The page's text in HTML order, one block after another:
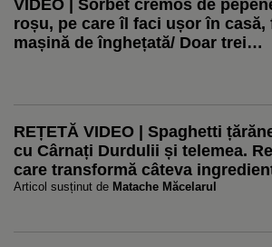
VIDEO | Sorbet cremos de
roșu, pe care îl faci ușor în casă,
mașină de înghețată/ Doar trei
REȚETĂ VIDEO | Spaghetti
cu Cârnați Durdulii și telemea.
care transformă câteva
simple într-o masă plină de gust
Articol susținut de Matache Măcelarul